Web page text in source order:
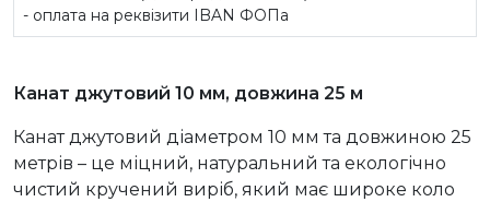
- оплата на реквізити IBAN ФОПа
Канат джутовий 10 мм, довжина 25 м
Канат джутовий діаметром 10 мм та довжиною 25
метрів – це міцний, натуральний та екологічно
чистий кручений виріб, який має широке коло